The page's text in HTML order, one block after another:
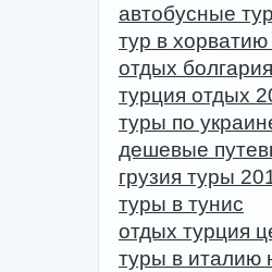
автобусные
тур в хорватию
отдых
турция отдых
туры по
дешевые
грузия туры
туры в тунис
отдых турция
туры в италию